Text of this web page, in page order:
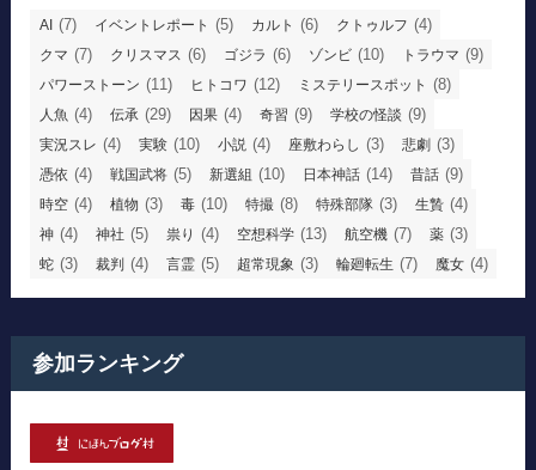
AI (7) イベントレポート (5) カルト (6) クトゥルフ (4)
クマ (7) クリスマス (6) ゴジラ (6) ゾンビ (10) トラウマ (9)
パワーストーン (11) ヒトコワ (12) ミステリースポット (8)
人魚 (4) 伝承 (29) 因果 (4) 奇習 (9) 学校の怪談 (9)
実況スレ (4) 実験 (10) 小説 (4) 座敷わらし (3) 悲劇 (3)
憑依 (4) 戦国武将 (5) 新選組 (10) 日本神話 (14) 昔話 (9)
時空 (4) 植物 (3) 毒 (10) 特撮 (8) 特殊部隊 (3) 生贄 (4)
神 (4) 神社 (5) 祟り (4) 空想科学 (13) 航空機 (7) 薬 (3)
蛇 (3) 裁判 (4) 言霊 (5) 超常現象 (3) 輪廻転生 (7) 魔女 (4)
参加ランキング